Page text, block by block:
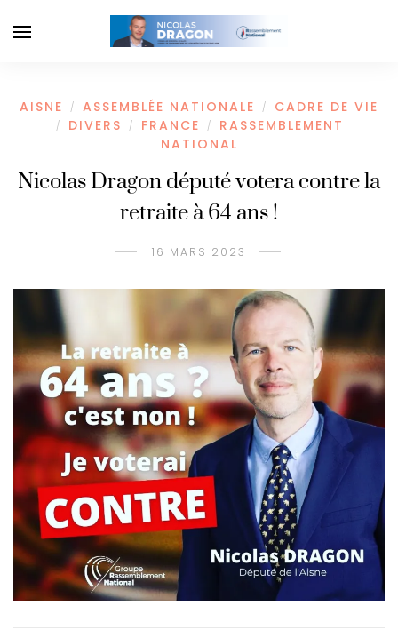
AISNE / ASSEMBLÉE NATIONALE / CADRE DE VIE
/ DIVERS / FRANCE /
RASSEMBLEMENT
NATIONAL
Nicolas Dragon député votera contre la
retraite à 64 ans !
16 MARS 2023